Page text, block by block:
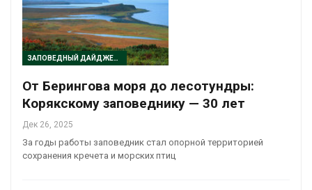
ЗАПОВЕДНЫЙ ДАЙДЖЕСТ
От Берингова моря до лесотундры:
Корякскому заповеднику — 30 лет
Дек 26, 2025
За годы работы заповедник стал опорной территорией
сохранения кречета и морских птиц